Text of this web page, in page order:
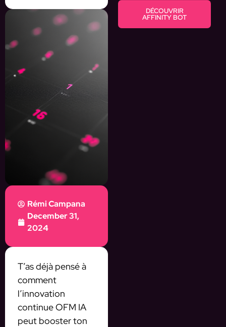
Rémi Campana
December 31,
2024
T’as déjà pensé à
comment
l’innovation
continue OFM IA
peut booster ton
DÉCOUVRIR
AFFINITY BOT